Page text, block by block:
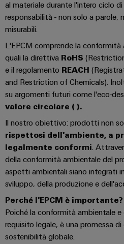
elettrici
le
sfide
della
costruzione
di
quadri
macchine
Soluzioni
i
vari
settori
della
macchina
e
dell’automazione
fabbrica
PCB
per
connettori
PCB
Produttore
di
apparecchiature
originali
(OEM)
e
software
Sistemi
I/O
Industrial
Ethernet
Pannelli
touch
Strumenti
di
progettazione
e
visualizzazione
Misurazione
al materiale durante l'intero ciclo
responsabilità - non solo a parole,
misurabili.
L'EPCM comprende la
quali la direttiva RoHS
e il regolamento REACH
and Restriction of Chemicals).
su argomenti futuri come l'eco-
valore circolare ( ).
Il nostro obiettivo: prodotti non
rispettosi dell'ambiente, a
legalmente conformi.
della conformità ambientale del
aspetti ambientali siano integrati
sviluppo, della produzione e
Perché l'EPCM è importante?
Poiché la conformità ambientale
requisito legale, è una promessa
sostenibilità globale.